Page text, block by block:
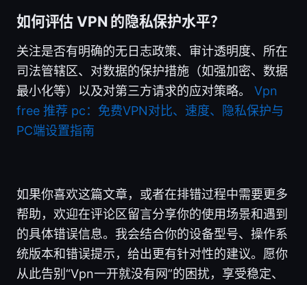
如何评估 VPN 的隐私保护水平？
关注是否有明确的无日志政策、审计透明度、所在
司法管辖区、对数据的保护措施（如强加密、数据
最小化等）以及对第三方请求的应对策略。 Vpn
free 推荐 pc：免费VPN对比、速度、隐私保护与
PC端设置指南
如果你喜欢这篇文章，或者在排错过程中需要更多
帮助，欢迎在评论区留言分享你的使用场景和遇到
的具体错误信息。我会结合你的设备型号、操作系
统版本和错误提示，给出更有针对性的建议。愿你
从此告别“Vpn一开就没有网”的困扰，享受稳定、